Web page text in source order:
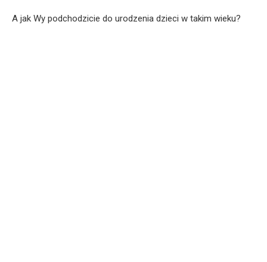
A jak Wy podchodzicie do urodzenia dzieci w takim wieku?